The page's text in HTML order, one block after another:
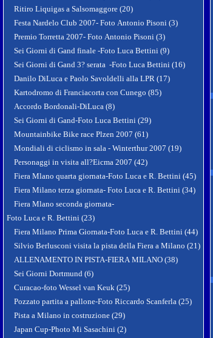
Ritiro Liquigas a Salsomaggore (20)
Festa Nardelo Club 2007- Foto Antonio Pisoni (3)
Premio Torretta 2007- Foto Antonio Pisoni (3)
Sei Giorni di Gand finale -Foto Luca Bettini (9)
Sei Giorni di Gand 3? serata -Foto Luca Bettini (16)
Danilo DiLuca e Paolo Savoldelli alla LPR (17)
Kartodromo di Franciacorta con Cunego (85)
Accordo Bordonali-DiLuca (8)
Sei Giorni di Gand-Foto Luca Bettini (29)
Mountainbike Bike race Plzen 2007 (61)
Mondiali di ciclismo in sala - Winterthur 2007 (19)
Personaggi in visita all?Eicma 2007 (42)
Fiera Mlano quarta giornata-Foto Luca e R. Bettini (45)
Fiera Milano terza giornata- Foto Luca e R. Bettini (34)
Fiera Mlano seconda giornata-
Foto Luca e R. Bettini (23)
Fiera Milano Prima Giornata-Foto Luca e R. Bettini (44)
Silvio Berlusconi visita la pista della Fiera a Milano (21)
ALLENAMENTO IN PISTA-FIERA MILANO (38)
Sei Giorni Dortmund (6)
Curacao-foto Wessel van Keuk (25)
Pozzato partita a pallone-Foto Riccardo Scanferla (25)
Pista a Milano in costruzione (29)
Japan Cup-Photo Mi Sasachini (2)